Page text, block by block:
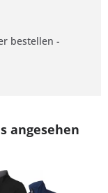
bestellen -
angesehen